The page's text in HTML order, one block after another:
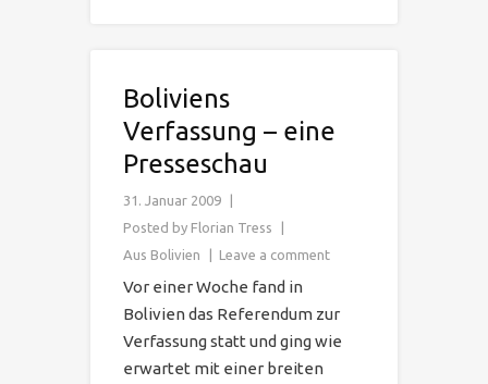
Boliviens
Verfassung – eine
Presseschau
31. Januar 2009
Posted by Florian Tress
Aus Bolivien
Leave a comment
Vor einer Woche fand in
Bolivien das Referendum zur
Verfassung statt und ging wie
erwartet mit einer breiten